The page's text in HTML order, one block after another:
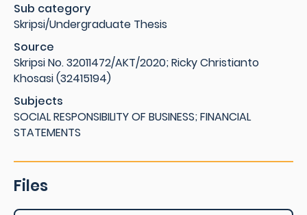
Sub category
Skripsi/Undergraduate Thesis
Source
Skripsi No. 32011472/AKT/2020; Ricky Christianto
Khosasi (32415194)
Subjects
SOCIAL RESPONSIBILITY OF BUSINESS; FINANCIAL
STATEMENTS
Files